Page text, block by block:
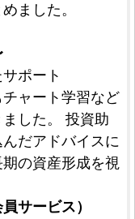
ました。
ポート
ャート学習など
した。 投資助
だアドバイスに
の資産形成を視
サービス）